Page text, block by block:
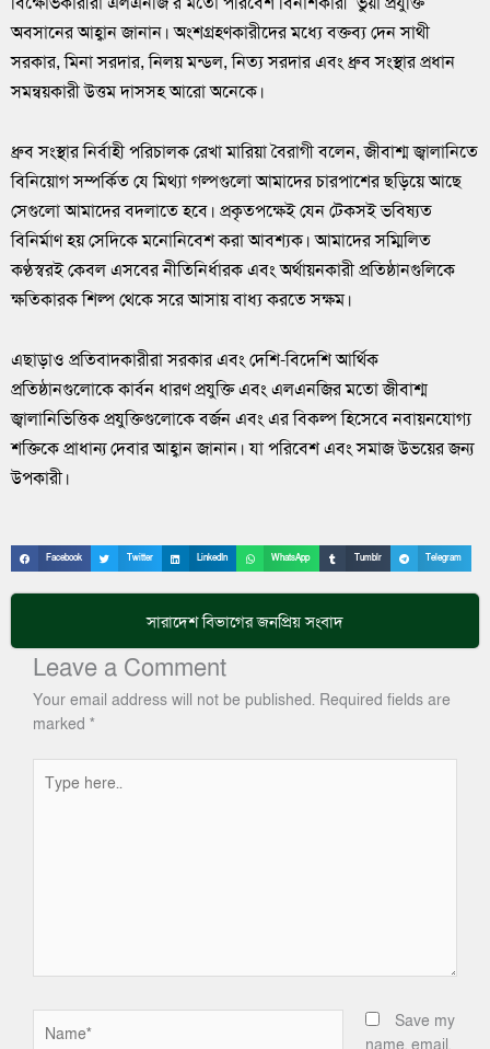
অবসানের আহ্বান জানান। অংশগ্রহণকারীদের মধ্যে বক্তব্য দেন সাথী
সরকার, মিনা সরদার, নিলয় মন্ডল, নিত্য সরদার এবং ধ্রুব সংস্থার প্রধান
সমন্বয়কারী উত্তম দাসসহ আরো অনেকে।
ধ্রুব সংস্থার নির্বাহী পরিচালক রেখা মারিয়া বৈরাগী বলেন, জীবাশ্ম জ্বালানিতে
বিনিয়োগ সম্পর্কিত যে মিথ্যা গল্পগুলো আমাদের চারপাশের ছড়িয়ে আছে
সেগুলো আমাদের বদলাতে হবে। প্রকৃতপক্ষেই যেন টেকসই ভবিষ্যত
বিনির্মাণ হয় সেদিকে মনোনিবেশ করা আবশ্যক। আমাদের সম্মিলিত
কণ্ঠস্বরই কেবল এসবের নীতিনির্ধারক এবং অর্থায়নকারী প্রতিষ্ঠানগুলিকে
ক্ষতিকারক শিল্প থেকে সরে আসায় বাধ্য করতে সক্ষম।
এছাড়াও প্রতিবাদকারীরা সরকার এবং দেশি-বিদেশি আর্থিক
প্রতিষ্ঠানগুলোকে কার্বন ধারণ প্রযুক্তি এবং এলএনজির মতো জীবাশ্ম
জ্বালানিভিত্তিক প্রযুক্তিগুলোকে বর্জন এবং এর বিকল্প হিসেবে নবায়নযোগ্য
শক্তিকে প্রাধান্য দেবার আহ্বান জানান। যা পরিবেশ এবং সমাজ উভয়ের জন্য
উপকারী।
Facebook Twitter LinkedIn WhatsApp Tumblr Telegram
সারাদেশবিভাগের জনপ্রিয় সংবাদ
Leave a Comment
Your email address will not be published. Required fields are
marked *
here..
Save my